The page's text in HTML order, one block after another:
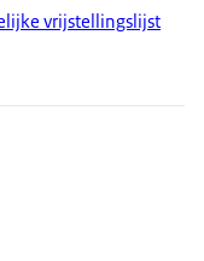
vrijstellingslijst